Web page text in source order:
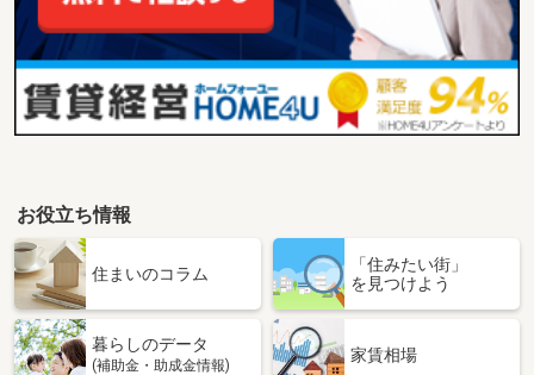
お役立ち情報
住まいのコラム
「住みたい街」
を見つけよう
暮らしのデータ
(補助金・助成金情報)
家賃相場